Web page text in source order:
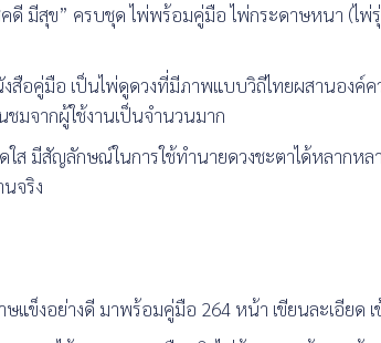
คดี มีสุข” ครบชุด ไพ่พร้อมคู่มือ ไพ่กระดาษหนา (ไ
อคู่มือ เป็นไพ่ดูดวงที่มีภาพแบบวิถีไทยผสานองค์
มจากผู้ใช้งานเป็นจำนวนมาก
มีสัญลักษณ์ในการใช้ทำนายดวงชะตาได้หลากหล
จริง
ข็งอย่างดี มาพร้อมคู่มือ 264 หน้า เขียนละเอียด เ